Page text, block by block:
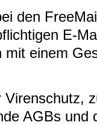
den
E-
mit einem
Virenschutz,
AGBs und